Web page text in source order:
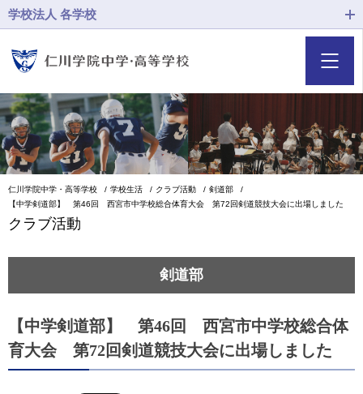
学校法人 各学校
仁川学院中学・高等学校 学校生活 クラブ活動
剣道部
【中学剣道部】 第46回 西宮市中学校総合体育大会 第72回剣道競技大会に出場しました
クラブ活動
剣道部
【中学剣道部】 第46回 西宮市中学校総合体
育大会 第72回剣道競技大会に出場しました